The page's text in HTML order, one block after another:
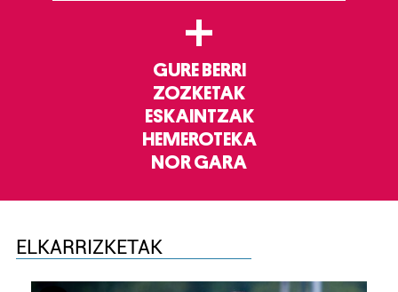
+
GURE BERRI
ZOZKETAK
ESKAINTZAK
HEMEROTEKA
NOR GARA
ELKARRIZKETAK